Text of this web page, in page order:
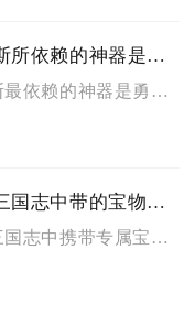
第七史诗拉斯所依赖的神器是哪个
第七史诗拉斯最依赖的神器是勇猛证据，次选预视的烛台与亚乌利斯...
吕姬在少年三国志中带的宝物对她有何帮助
吕姬在少年三国志中携带专属宝物凤翅玲珑冠可大幅提升武力伤害、...